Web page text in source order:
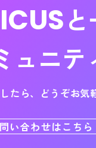
ュニテ
たら、 どうぞお気
い合わせはこちら